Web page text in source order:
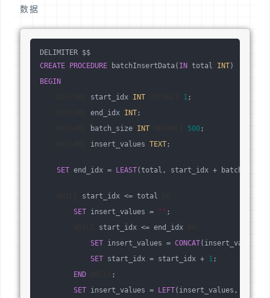
数据
DELIMITER $$
CREATE
PROCEDURE batchInsertData( IN total INT)
BEGIN
start_idx INT 1;
end_idx INT;
batch_size INT 500;
insert_values TEXT;
SET end_idx = LEAST(total, start_idx + batch_size
start_idx <= total
SET insert_values = '' ;
start_idx <= end_idx
SET insert_values = CONCAT(insert_values,
SET start_idx = start_idx + 1;
END
;
SET insert_values = LEFT(insert_values,